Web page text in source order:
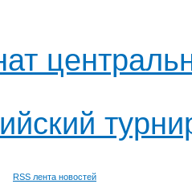
RSS лента новостей